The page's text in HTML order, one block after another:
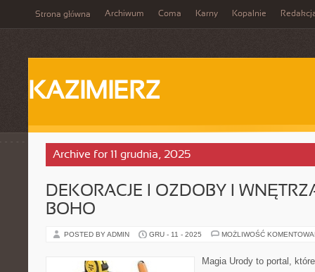
Strona główna Archiwum Coma Karny Kopalnie
KAZIMIERZ
Archive for 11 grudnia, 2025
DEKORACJE I OZDOBY I
BOHO
POSTED BY ADMIN GRU - 11 - 2025 MOŻLIWOŚĆ
Magia Urody to portal,